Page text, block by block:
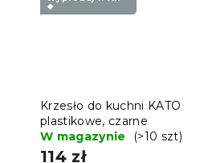
❖
Krzesło do kuchni KATO
plastikowe, czarne
W magazynie
(>10 szt)
114 zł